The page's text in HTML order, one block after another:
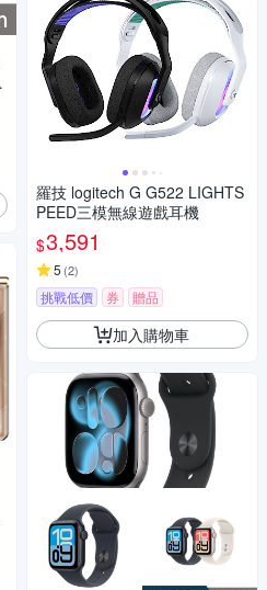
羅技 logitech G G522 LIGHTS
PEED三模無線遊戲耳機
$3,591
5 (2)
挑戰低價 券 贈品
加入購物車